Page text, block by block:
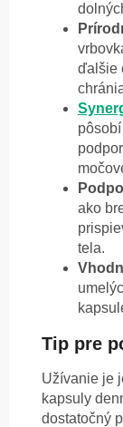
ďalšie
ako b
tela.
Tip pre
Užívanie je
kapsuly
dostatočný